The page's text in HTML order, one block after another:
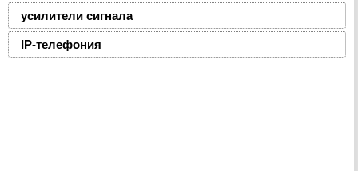
усилители сигнала
IP-телефония